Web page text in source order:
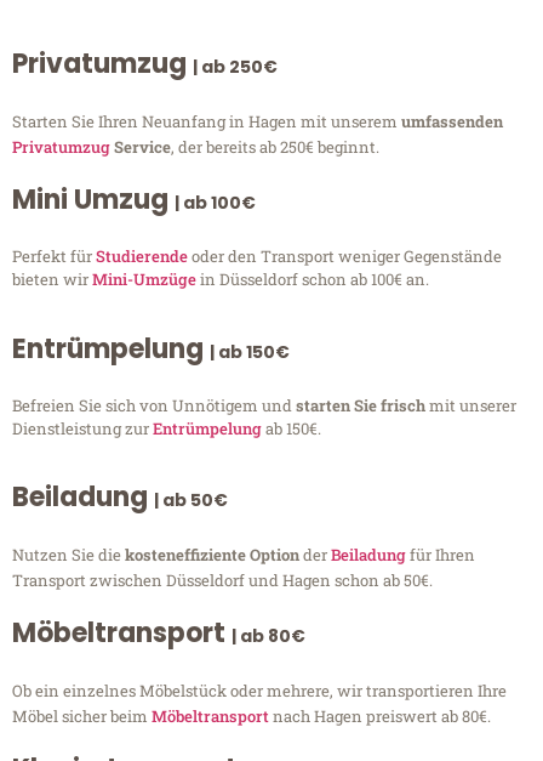
Privatumzug | ab 250€
Starten Sie Ihren Neuanfang in Hagen mit unserem umfassenden
PrivatumzugService, der bereits ab 250€ beginnt.
Mini Umzug | ab 100€
Perfekt fürStudierendeoder den Transport weniger Gegenstände
bieten wirMini-Umzügein Düsseldorf schon ab 100€ an.
Entrümpelung | ab 150€
Befreien Sie sich von Unnötigem undstarten Sie frischmit unserer
Dienstleistung zurEntrümpelungab 150€.
Beiladung | ab 50€
Nutzen Sie diekosteneffiziente OptionderBeiladungfür Ihren
Transport zwischen Düsseldorf und Hagen schon ab 50€.
Möbeltransport | ab 80€
Ob ein einzelnes Möbelstück oder mehrere, wir transportieren Ihre
Möbel sicher beim Möbeltransportnach Hagen preiswert ab 80€.